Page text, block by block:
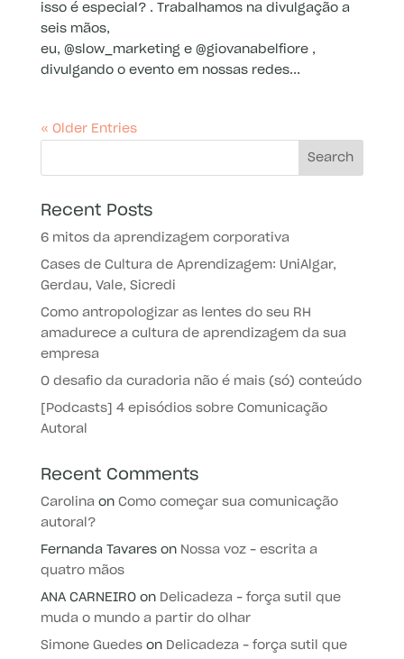
isso é especial? . Trabalhamos na divulgação a
seis mãos,
eu, @slow_marketing e @giovanabelfiore ,
divulgando o evento em nossas redes...
« Older Entries
Recent Posts
6 mitos da aprendizagem corporativa
Cases de Cultura de Aprendizagem: UniAlgar,
Gerdau, Vale, Sicredi
Como antropologizar as lentes do seu RH
amadurece a cultura de aprendizagem da sua
empresa
O desafio da curadoria não é mais (só) conteúdo
[Podcasts] 4 episódios sobre Comunicação
Autoral
Recent Comments
Carolina on Como começar sua comunicação
autoral?
Fernanda Tavareson Nossa voz – escrita a
quatro mãos
ANA CARNEIROon Delicadeza – força sutil que
muda o mundo a partir do olhar
Simone Guedeson Delicadeza – força sutil que